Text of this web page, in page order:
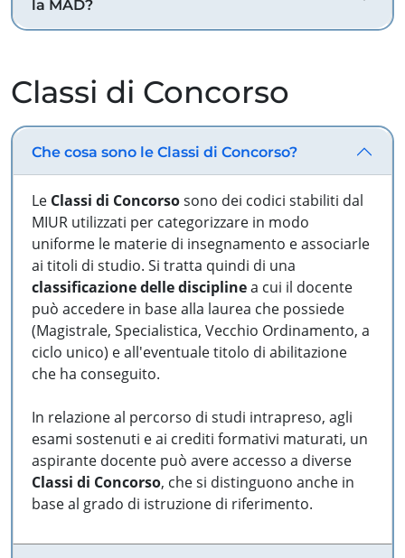
la MAD?
Classi di Concorso
Che cosa sono le Classi di Concorso?
Le Classi di Concorsosono dei codici stabiliti dal
MIUR utilizzati per categorizzare in modo
uniforme le materie di insegnamento e associarle
ai titoli di studio. Si tratta quindi di una
classificazione delle disciplinea cui il docente
può accedere in base alla laurea che possiede
(Magistrale, Specialistica, Vecchio Ordinamento, a
ciclo unico) e all'eventuale titolo di abilitazione
che ha conseguito.
In relazione al percorso di studi intrapreso, agli
esami sostenuti e ai crediti formativi maturati, un
aspirante docente può avere accesso a diverse
Classi di Concorso, che si distinguono anche in
base al grado di istruzione di riferimento.